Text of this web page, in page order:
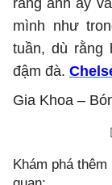
rằng anh ấy
mình như
tuần, dù rằng
đậm đà.
Gia Khoa –
Khám phá